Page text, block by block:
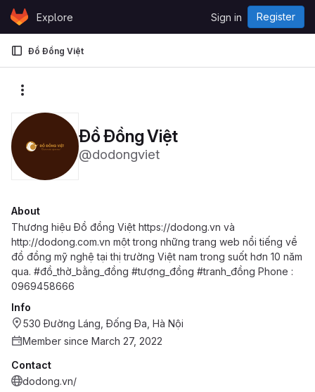
Skip to content
GitLabExplore Sign in Register
Đồ Đồng Việt
Đồ Đồng Việt
@dodongviet
About
Thương hiệu Đồ đồng Việt https://dodong.vn và
http://dodong.com.vn một trong những trang web nổi tiếng về
đồ đồng mỹ nghệ tại thị trường Việt nam trong suốt hơn 10 năm
qua. #đồ_thờ_bằng_đồng #tượng_đồng #tranh_đồng Phone :
0969458666
Info
530 Đường Láng, Đống Đa, Hà Nội
Member since March 27, 2022
Contact
dodong.vn/